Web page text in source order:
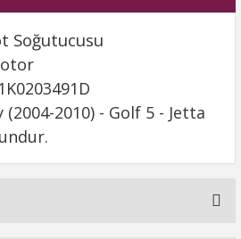
Soğutucusu
2010) - Golf 5 - Jetta